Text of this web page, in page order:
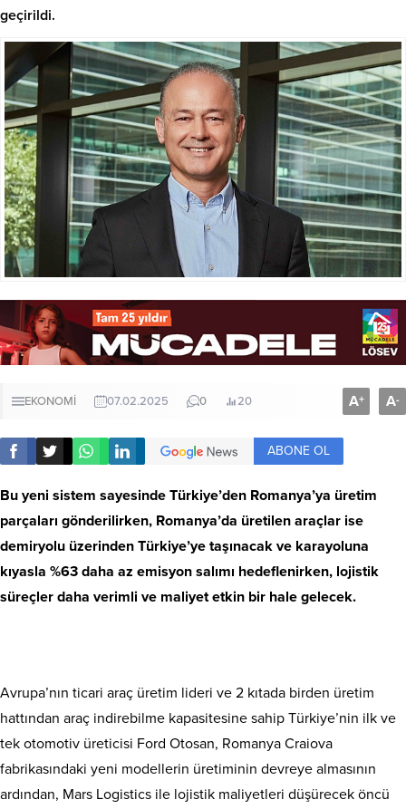
geçirildi.
EKONOMİ 07.02.2025 0 20 A+ A-
ABONE OL
Bu yeni sistem sayesinde Türkiye’den Romanya’ya üretim
parçaları gönderilirken, Romanya’da üretilen araçlar ise
demiryolu üzerinden Türkiye’ye taşınacak ve karayoluna
kıyasla %63 daha az emisyon salımı hedeflenirken, lojistik
süreçler daha verimli ve maliyet etkin bir hale gelecek.
Avrupa’nın ticari araç üretim lideri ve 2 kıtada birden üretim
hattından araç indirebilme kapasitesine sahip Türkiye’nin ilk ve
tek otomotiv üreticisi Ford Otosan, Romanya Craiova
fabrikasındaki yeni modellerin üretiminin devreye almasının
ardından, Mars Logistics ile lojistik maliyetleri düşürecek öncü